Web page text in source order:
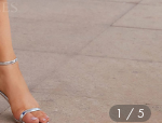
1 /5